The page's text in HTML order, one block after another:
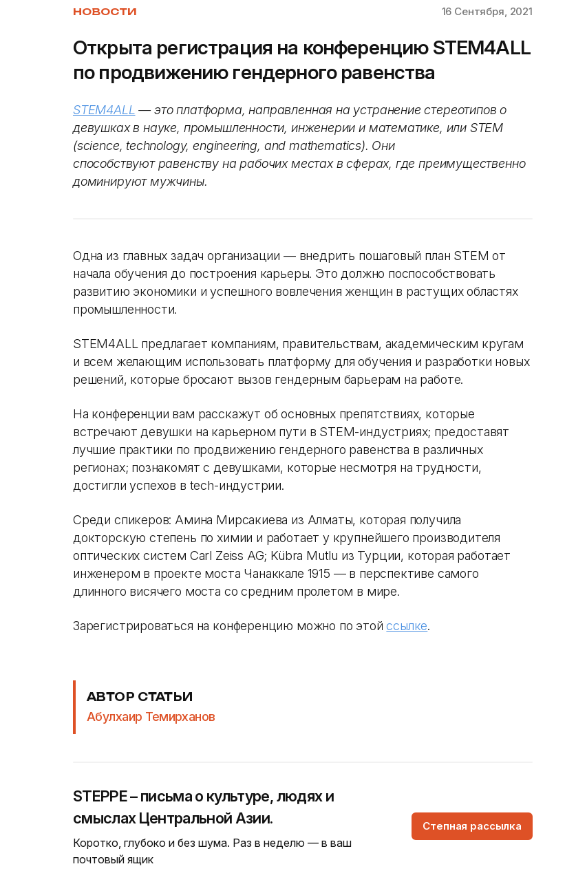
НОВОСТИ 16 Сентября, 2021
Открыта регистрация на конференцию STEM4ALL
по продвижению гендерного равенства
STEM4ALL — это платформа, направленная на устранение стереотипов о
девушках в науке, промышленности, инженерии и математике, или STEM
(science, technology, engineering, and mathematics). Они
способствуют равенству на рабочих местах в сферах, где преимущественно
доминируют мужчины.
Одна из главных задач организации — внедрить пошаговый план STEM от
начала обучения до построения карьеры. Это должно поспособствовать
развитию экономики и успешного вовлечения женщин в растущих областях
промышленности.
STEM4ALL предлагает компаниям, правительствам, академическим кругам
и всем желающим использовать платформу для обучения и разработки новых
решений, которые бросают вызов гендерным барьерам на работе.
На конференции вам расскажут об основных препятствиях, которые
встречают девушки на карьерном пути в STEM-индустриях; предоставят
лучшие практики по продвижению гендерного равенства в различных
регионах; познакомят с девушками, которые несмотря на трудности,
достигли успехов в tech-индустрии.
Среди спикеров: Амина Мирсакиева из Алматы, которая получила
докторскую степень по химии и работает у крупнейшего производителя
оптических систем Carl Zeiss AG; Kübra Mutlu из Турции, которая работает
инженером в проекте моста Чанаккале 1915 — в перспективе самого
длинного висячего моста со средним пролетом в мире.
Зарегистрироваться на конференцию можно по этойссылке.
АВТОР СТАТЬИ
Абулхаир Темирханов
STEPPE – письма о культуре, людях и
смыслах Центральной Азии.
Коротко, глубоко и без шума. Раз в неделю — в ваш
почтовый ящик
Степная рассылка